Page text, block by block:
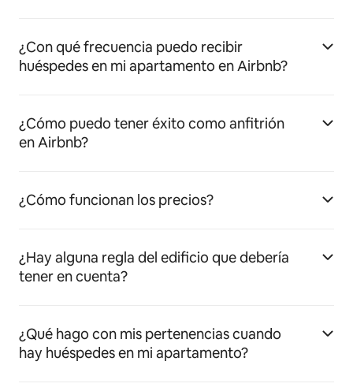
¿Con qué frecuencia puedo recibir
huéspedes en mi apartamento en Airbnb?
¿Cómo puedo tener éxito como anfitrión
en Airbnb?
¿Cómo funcionan los precios?
¿Hay alguna regla del edificio que debería
tener en cuenta?
¿Qué hago con mis pertenencias cuando
hay huéspedes en mi apartamento?